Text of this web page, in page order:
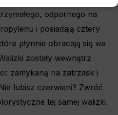
odpornego na
i posiadają cztery
płynnie obracają się we
zostały wewnątrz
zamykaną na zatrzask i
lubisz czerwieni? Zwróć
tej samej walizki.